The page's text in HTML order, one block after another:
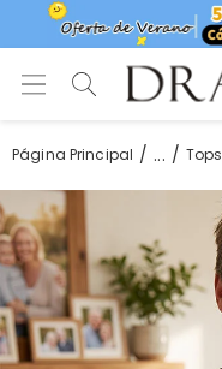
Página Principal ... Tops